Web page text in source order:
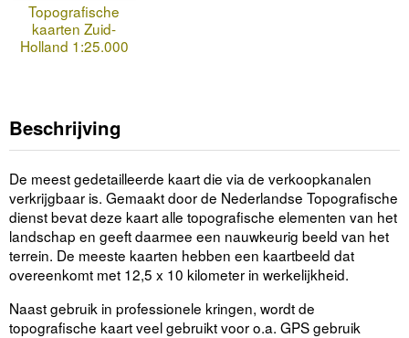
Topografische
kaarten Zuid-
Holland 1:25.000
Beschrijving
De meest gedetailleerde kaart die via de verkoopkanalen
verkrijgbaar is. Gemaakt door de Nederlandse Topografische
dienst bevat deze kaart alle topografische elementen van het
landschap en geeft daarmee een nauwkeurig beeld van het
terrein. De meeste kaarten hebben een kaartbeeld dat
overeenkomt met 12,5 x 10 kilometer in werkelijkheid.
Naast gebruik in professionele kringen, wordt de
topografische kaart veel gebruikt voor o.a. GPS gebruik